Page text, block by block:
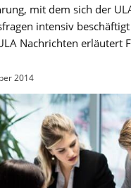
mit dem sich der
intensiv
Nachrichten erläutert
2014